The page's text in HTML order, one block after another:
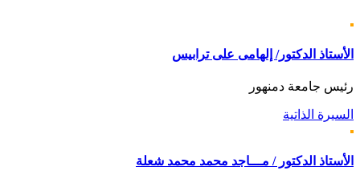
الأستاذ الدكتور/ إلهامى على ترابيس
رئيس جامعة دمنهور
السيرة الذاتية
الأستاذ الدكتور / مـــاجد محمد محمد شعلة